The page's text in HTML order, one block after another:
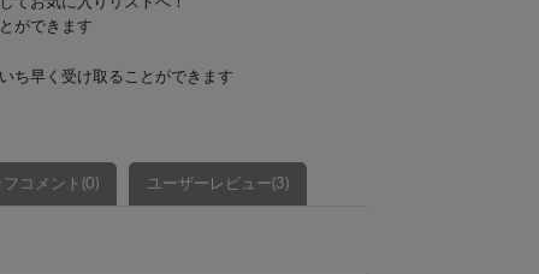
ができます
ち早く受け取ることができます
フコメント(0) ユーザーレビュー(3)